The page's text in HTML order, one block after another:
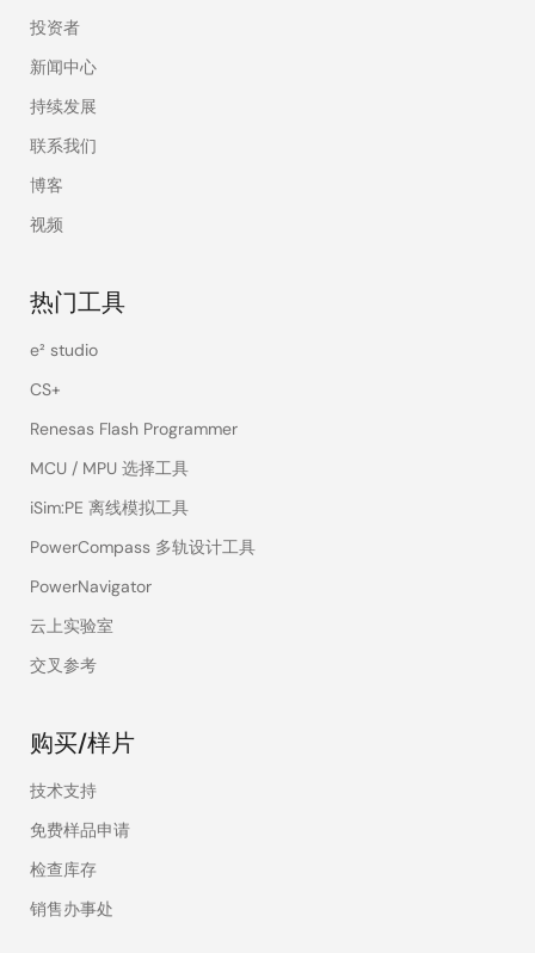
投资者
新闻中心
持续发展
联系我们
博客
视频
热门工具
e² studio
CS+
Renesas Flash Programmer
MCU / MPU 选择工具
iSim:PE 离线模拟工具
PowerCompass 多轨设计工具
PowerNavigator
云上实验室
交叉参考
购买/样片
技术支持
免费样品申请
检查库存
销售办事处